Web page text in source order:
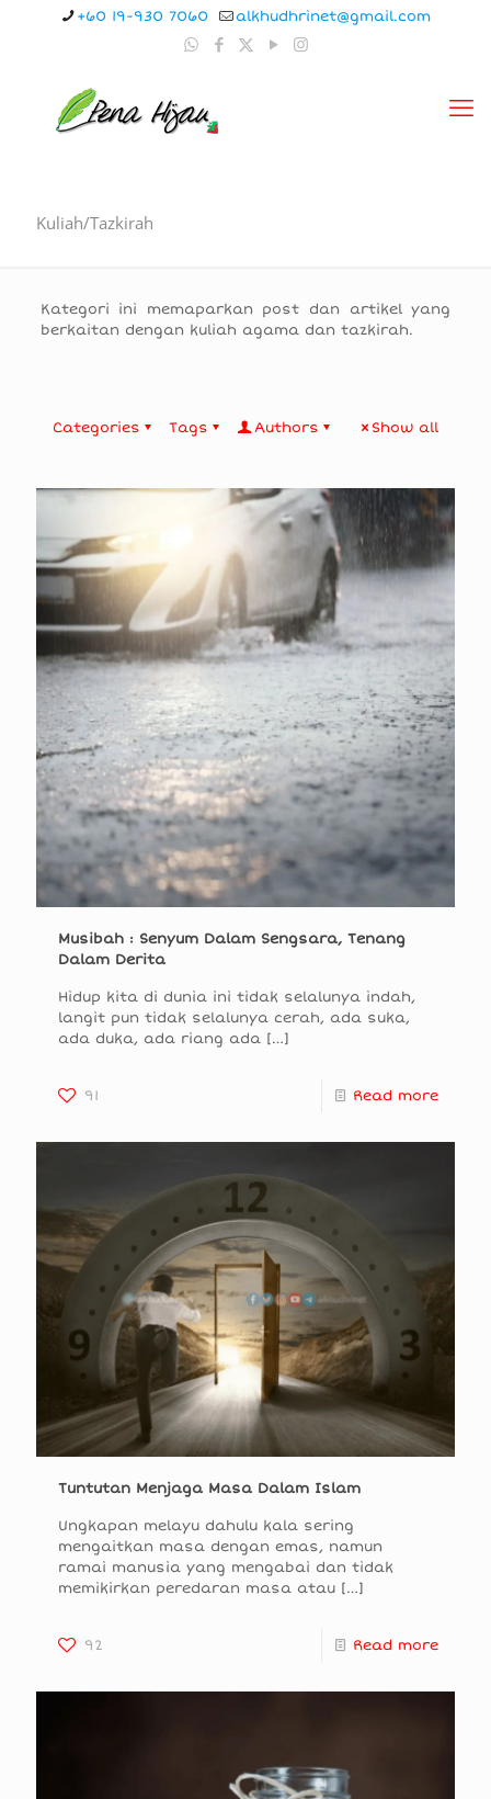
+60 19-930 7060 alkhudhrinet@gmail.com
Kuliah/Tazkirah
Kategori ini memaparkan post dan artikel yang
berkaitan dengan kuliah agama dan tazkirah.
Categories Tags Authors Show all
Musibah : Senyum Dalam Sengsara, Tenang
Dalam Derita
Hidup kita di dunia ini tidak selalunya indah,
langit pun tidak selalunya cerah, ada suka,
ada duka, ada riang ada […]
91 Read more
Tuntutan Menjaga Masa Dalam Islam
Ungkapan melayu dahulu kala sering
mengaitkan masa dengan emas, namun
ramai manusia yang mengabai dan tidak
memikirkan peredaran masa atau […]
92 Read more